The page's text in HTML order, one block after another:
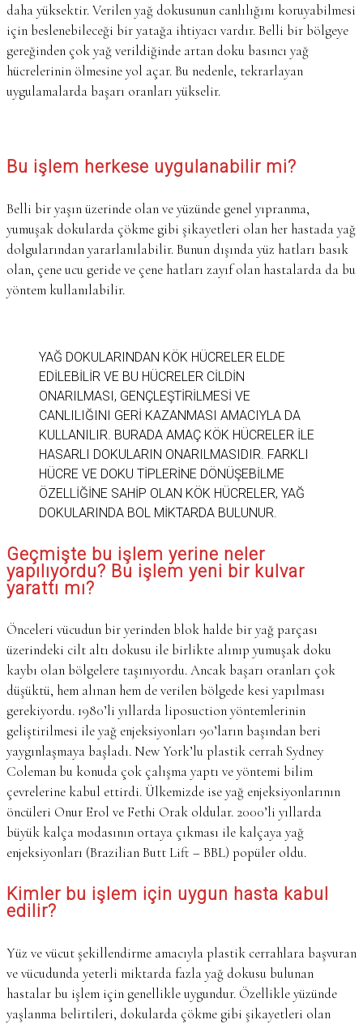
daha yüksektir. Verilen yağ dokusunun canlılığını koruyabilmesi
için beslenebileceği bir yatağa ihtiyacı vardır. Belli bir bölgeye
gereğinden çok yağ verildiğinde artan doku basıncı yağ
hücrelerinin ölmesine yol açar. Bu nedenle, tekrarlayan
uygulamalarda başarı oranları yükselir.
Bu işlem herkese uygulanabilir mi?
Belli bir yaşın üzerinde olan ve yüzünde genel yıpranma,
yumuşak dokularda çökme gibi şikayetleri olan her hastada yağ
dolgularından yararlanılabilir. Bunun dışında yüz hatları basık
olan, çene ucu geride ve çene hatları zayıf olan hastalarda da bu
yöntem kullanılabilir.
YAĞ DOKULARINDAN KÖK HÜCRELER ELDE
EDILEBILIR VE BU HÜCRELER CILDIN
ONARILMASI, GENÇLEŞTIRILMESI VE
CANLILIĞINI GERI KAZANMASI AMACIYLA DA
KULLANILIR. BURADA AMAÇ KÖK HÜCRELER ILE
HASARLI DOKULARIN ONARILMASIDIR. FARKLI
HÜCRE VE DOKU TIPLERINE DÖNÜŞEBILME
ÖZELLIĞINE SAHIP OLAN KÖK HÜCRELER, YAĞ
DOKULARINDA BOL MIKTARDA BULUNUR.
Geçmişte bu işlem yerine neler
yapılıyordu? Bu işlem yeni bir kulvar
yarattı mı?
Önceleri vücudun bir yerinden blok halde bir yağ parçası
üzerindeki cilt altı dokusu ile birlikte alınıp yumuşak doku
kaybı olan bölgelere taşınıyordu. Ancak başarı oranları çok
düşüktü, hem alınan hem de verilen bölgede kesi yapılması
gerekiyordu. 1980’li yıllarda liposuction yöntemlerinin
geliştirilmesi ile yağ enjeksiyonları 90’ların başından beri
yaygınlaşmaya başladı. New York’lu plastik cerrah Sydney
Coleman bu konuda çok çalışma yaptı ve yöntemi bilim
çevrelerine kabul ettirdi. Ülkemizde ise yağ enjeksiyonlarının
öncüleri Onur Erol ve Fethi Orak oldular. 2000’li yıllarda
büyük kalça modasının ortaya çıkması ile kalçaya yağ
enjeksiyonları (Brazilian Butt Lift – BBL) popüler oldu.
Kimler bu işlem için uygun hasta kabul
edilir?
Yüz ve vücut şekillendirme amacıyla plastik cerrahlara başvuran
ve vücudunda yeterli miktarda fazla yağ dokusu bulunan
hastalar bu işlem için genellikle uygundur. Özellikle yüzünde
yaşlanma belirtileri, dokularda çökme gibi şikayetleri olan